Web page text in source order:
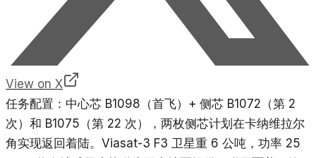
View on X
任务配置：中心芯 B1098（首飞）+ 侧芯 B1072（第 2
次）和 B1075（第 22 次），两枚侧芯计划在卡纳维拉尔
角实现返回着陆。Viasat-3 F3 卫星重 6 公吨，功率 25